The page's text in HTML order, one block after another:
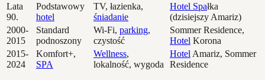
Lata
90.
Podstawowy
hotel
TV, łazienka,
śniadanie
Hotel Spałka
(dzisiejszy Amariz)
2000-
2015
Standard
podnoszony
Wi-Fi, parking,
czystość
Sommer Residence,
Hotel Korona
2015-
2024
Komfort+,
SPA
Wellness,
lokalność, wygoda
Hotel Amariz, Sommer
Residence